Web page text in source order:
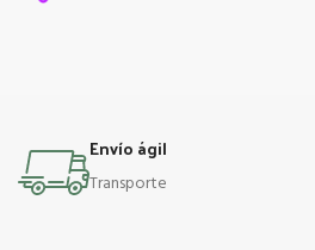
Envío ágil
Transporte